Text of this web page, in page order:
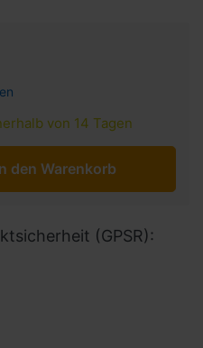
von 14 Tagen
den Warenkorb
(GPSR):